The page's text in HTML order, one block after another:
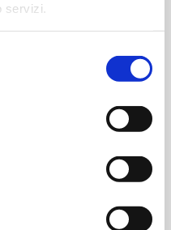
servizi.
vip prima del tuo